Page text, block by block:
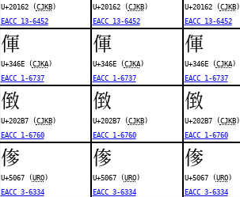
U+20162 (CJKB)
EACC 13-6452
U+20162 (CJKB)
EACC 13-6452
U+20162 (CJKB)
EACC 13-6452
㑮
U+346E (CJKA)
EACC 1-6737
㑮
U+346E (CJKA)
EACC 1-6737
㑮
U+346E (CJKA)
EACC 1-6737
𠊷
U+202B7 (CJKB)
EACC 1-6760
𠊷
U+202B7 (CJKB)
EACC 1-6760
𠊷
U+202B7 (CJKB)
EACC 1-6760
偧
U+5067 (URO)
EACC 3-6334
偧
U+5067 (URO)
EACC 3-6334
偧
U+5067 (URO)
EACC 3-6334